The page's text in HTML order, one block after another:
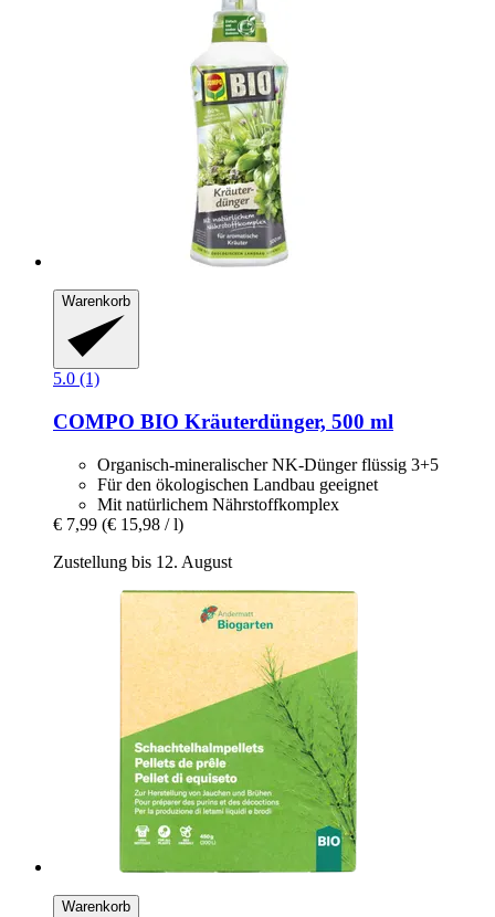
Warenkorb
5.0 (1)
COMPO BIO Kräuterdünger, 500 ml
Organisch-mineralischer NK-Dünger flüssig 3+5
Für den ökologischen Landbau geeignet
Mit natürlichem Nährstoffkomplex
€ 7,99 (€ 15,98 / l)
Zustellung bis 12. August
Warenkorb